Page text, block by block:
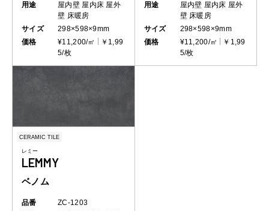
用途
屋内壁 屋内床 屋外
壁 床暖房
サイズ
298×598×9mm
価格
¥11,200/㎡
￥1,99
5/枚
用途
屋内壁 屋内床 屋外
壁 床暖房
サイズ
298×598×9mm
価格
¥11,200/㎡
￥1,99
5/枚
CERAMIC TILE
レミー
LEMMY
ベノム
品番
ZC-1203